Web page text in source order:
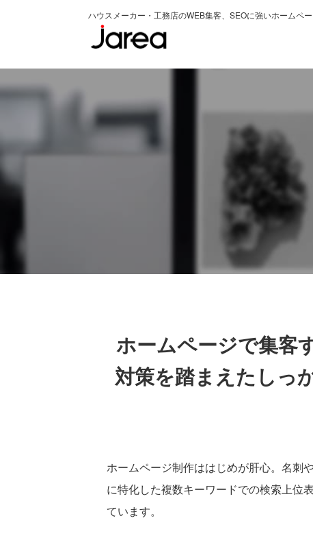
ハウスメーカー・工務店のWEB集客、SEOに強いホームペ
ホームページで集客
対策を踏まえたしっ
ホームページ制作ははじめが肝心。名刺
に特化した複数キーワードでの検索上位
ています。